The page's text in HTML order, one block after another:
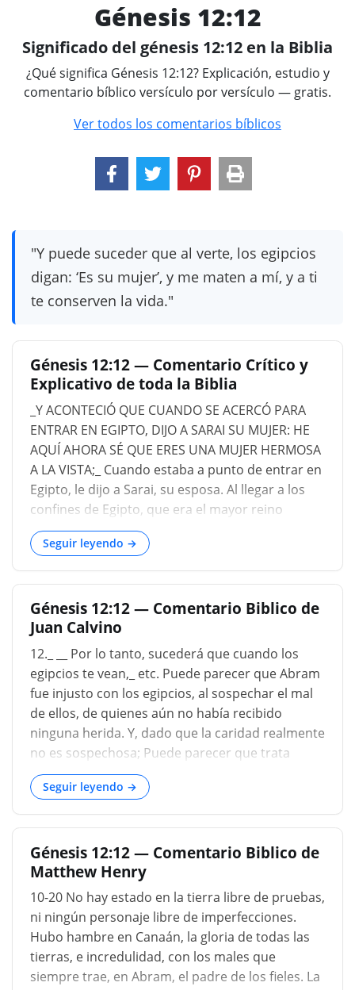
Génesis 12:12
Significado del génesis 12:12 en la Biblia
¿Qué significa Génesis 12:12? Explicación, estudio y
comentario bíblico versículo por versículo — gratis.
Ver todos los comentarios bíblicos
"Y puede suceder que al verte, los egipcios
digan: ‘Es su mujer’, y me maten a mí, y a ti
te conserven la vida."
Génesis 12:12 — Comentario Crítico y
Explicativo de toda la Biblia
_Y ACONTECIÓ QUE CUANDO SE ACERCÓ PARA
ENTRAR EN EGIPTO, DIJO A SARAI SU MUJER: HE
AQUÍ AHORA SÉ QUE ERES UNA MUJER HERMOSA
A LA VISTA;_ Cuando estaba a punto de entrar en
Egipto, le dijo a Sarai, su esposa. Al llegar a los
confines de Egipto, que era el mayor reino
primitivo del mundo, comenzó a sentirse
inquieto. Por todas partes le saltaban a la vista
signos crecientes de civilización, grandeza y
poder; y como la inmigración de una tribu tan
numerosa como la suya desde el desierto vecino
atraería sin duda la atención del público, la
perspectiva de encontrarse con las autoridades
de Egipto, tan diferentes de los simples nómadas
de Asia, a los que su experiencia se había
limitado hasta entonces, le llenó de temor. Pero
todas las demás angustias fueron olvidadas y
absorbidas por un motivo de alarma. SÉ QUE
procedente de un país montañoso, sería f...
Seguir leyendo →
Génesis 12:12 — Comentario Biblico de
Juan Calvino
12._ __ Por lo tanto, sucederá que cuando los
egipcios te vean,_ etc. Puede parecer que Abram
fue injusto con los egipcios, al sospechar el mal
de ellos, de quienes aún no había recibido
ninguna herida. Y, dado que la caridad realmente
no es sospechosa; Puede parecer que trata
injustamente, no solo acusándolos de lujuria,
sino también sospechándolos de asesinato.
Respondo, que el hombre santo, no sin razón,
temía por sí mismo de esa nación, respecto de la
cual había escuchado muchos informes
desfavorables. Y ya había experimentado, en
otros lugares, tanta maldad de los hombres, que
podría aprehender justamente todo de los
profanos despreciadores de Dios. Sin embargo,
no pronuncia nada absolutamente sobre los
egipcios; pero, deseando traer a su esposa a su
Seguir leyendo →
Génesis 12:12 — Comentario Biblico de
Matthew Henry
10-20 No hay estado en la tierra libre de pruebas,
ni ningún personaje libre de imperfecciones.
Hubo hambre en Canaán, la gloria de todas las
tierras, e incredulidad, con los males que
siempre trae, en Abram, el padre de los fieles. La